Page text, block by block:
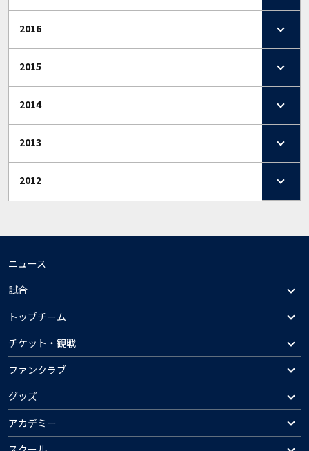
2016
2015
2014
2013
2012
ニュース
試合
トップチーム
チケット・観戦
ファンクラブ
グッズ
アカデミー